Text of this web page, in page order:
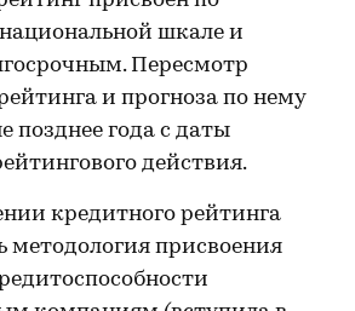
шкале и
Пересмотр
и прогноза по нему
позднее года с даты
действия.
кредитного рейтинга
методология присвоения